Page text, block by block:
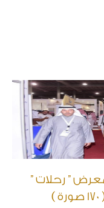
” رحلات ”